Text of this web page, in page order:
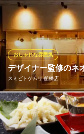
千葉県船橋市本町1-32-3
厳選したお肉料理は他
出る肉汁、口の中に広
ったり寛げる空間で至
慢の肉料理とを楽しむ
は抜群です！
肉バル＆クラフト
洋食／居酒屋／ステ
ＪＲ西船橋駅北口 徒
千葉県船橋市西船4-24-8 2F
デザイナー監修のネ
スミビトケムリ 船橋店
おしゃれな雰囲気
船橋駅から徒歩3分でア
食では100名様まで対
ー、二次会などに最適